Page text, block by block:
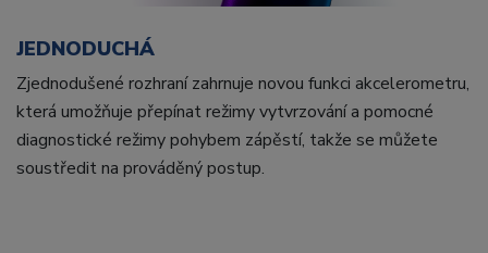
JEDNODUCHÁ
Zjednodušené rozhraní zahrnuje novou funkci akcelerometru,
která umožňuje přepínat režimy vytvrzování a pomocné
diagnostické režimy pohybem zápěstí, takže se můžete
soustředit na prováděný postup.